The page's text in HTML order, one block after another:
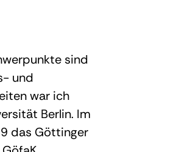
sind
und
war ich
Berlin. Im
das Göttinger